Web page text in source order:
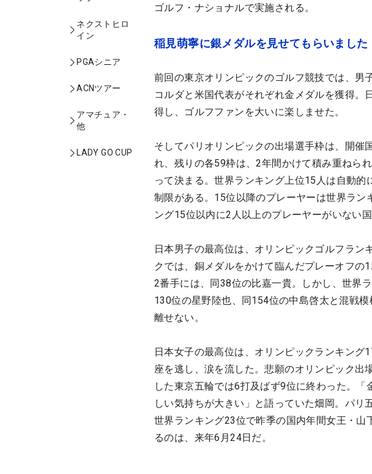
ネクストヒロ
イン
PGAシニア
ACNツアー
アマチュア・
他
LADY GO CUP
ゴルフ・ナショナルで実施される。
稲見萌寧に銀メダルを見せてもらいました
前回の東京オリンピックのゴルフ競技では、男
コルダと米国代表がそれぞれ金メダルを獲得
得し、ゴルフファンを大いに楽しませた。
そしてパリオリンピックの出場選手枠は、開催
れ、残りの各59枠は、2年間かけて積み重ねら
って決まる。世界ランキング上位15人は自動
制限がある。15位以降のプレーヤーは世界ラ
ング15位以内に2人以上のプレーヤーがいない
日本男子の最高位は、オリンピックゴルフラ
クでは、銅メダルをかけて臨んだプレーオフの
2番手には、同38位の比嘉一貴。しかし、世界
130位の星野陸也、同154位の中島啓太と混戦
離せない。
日本女子の最高位は、オリンピックランキン
座を逃し、涙を流した。悲願のオリンピック
した東京五輪では6打及ばず9位に終わった。
しい気持ちが大きい」と語っていた畑岡。パリ
世界ランキング23位で昨季の国内年間女王・山
るのは、来年6月24日だ。